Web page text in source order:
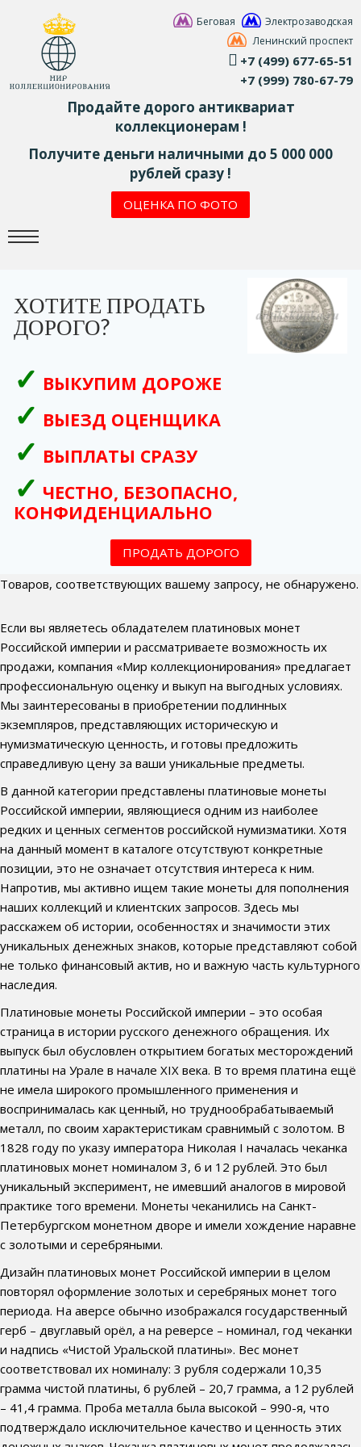
Беговая
Электрозаводская
Ленинский проспект
+7 (499) 677-65-51
+7 (999) 780-67-79
Продайте дорого антиквариат
коллекционерам !
Получите деньги наличными до 5 000 000
рублей сразу !
ОЦЕНКА ПО ФОТО
ХОТИТЕ ПРОДАТЬ
ДОРОГО?
ВЫКУПИМ ДОРОЖЕ
ВЫЕЗД ОЦЕНЩИКА
ВЫПЛАТЫ СРАЗУ
ЧЕСТНО, БЕЗОПАСНО,
КОНФИДЕНЦИАЛЬНО
ПРОДАТЬ ДОРОГО
Товаров, соответствующих вашему запросу, не обнаружено.
Если вы являетесь обладателем платиновых монет
Российской империи и рассматриваете возможность их
продажи, компания «Мир коллекционирования» предлагает
профессиональную оценку и выкуп на выгодных условиях.
Мы заинтересованы в приобретении подлинных
экземпляров, представляющих историческую и
нумизматическую ценность, и готовы предложить
справедливую цену за ваши уникальные предметы.
В данной категории представлены платиновые монеты
Российской империи, являющиеся одним из наиболее
редких и ценных сегментов российской нумизматики. Хотя
на данный момент в каталоге отсутствуют конкретные
позиции, это не означает отсутствия интереса к ним.
Напротив, мы активно ищем такие монеты для пополнения
наших коллекций и клиентских запросов. Здесь мы
расскажем об истории, особенностях и значимости этих
уникальных денежных знаков, которые представляют собой
не только финансовый актив, но и важную часть культурного
наследия.
Платиновые монеты Российской империи – это особая
страница в истории русского денежного обращения. Их
выпуск был обусловлен открытием богатых месторождений
платины на Урале в начале XIX века. В то время платина ещё
не имела широкого промышленного применения и
воспринималась как ценный, но труднообрабатываемый
металл, по своим характеристикам сравнимый с золотом. В
1828 году по указу императора Николая I началась чеканка
платиновых монет номиналом 3, 6 и 12 рублей. Это был
уникальный эксперимент, не имевший аналогов в мировой
практике того времени. Монеты чеканились на Санкт-
Петербургском монетном дворе и имели хождение наравне
с золотыми и серебряными.
Дизайн платиновых монет Российской империи в целом
повторял оформление золотых и серебряных монет того
периода. На аверсе обычно изображался государственный
герб – двуглавый орёл, а на реверсе – номинал, год чеканки
и надпись «Чистой Уральской платины». Вес монет
соответствовал их номиналу: 3 рубля содержали 10,35
грамма чистой платины, 6 рублей – 20,7 грамма, а 12 рублей
– 41,4 грамма. Проба металла была высокой – 990-я, что
подтверждало исключительное качество и ценность этих